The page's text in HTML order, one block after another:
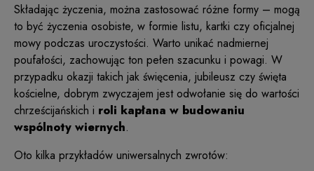
Składając życzenia, można zastosować różne formy – mogą
to być życzenia osobiste, w formie listu, kartki czy oficjalnej
mowy podczas uroczystości. Warto unikać nadmiernej
poufałości, zachowując ton pełen szacunku i powagi. W
przypadku okazji takich jak święcenia, jubileusz czy święta
kościelne, dobrym zwyczajem jest odwołanie się do wartości
chrześcijańskich i roli kapłana w budowaniu
wspólnoty wiernych.
Oto kilka przykładów uniwersalnych zwrotów: